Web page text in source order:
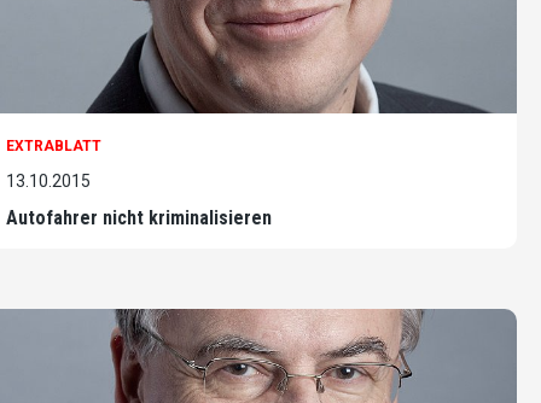
EXTRABLATT
13.10.2015
Autofahrer nicht kriminalisieren